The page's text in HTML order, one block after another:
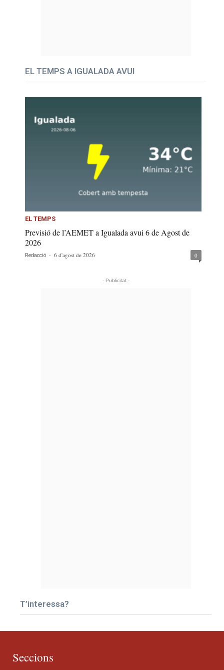
EL TEMPS A IGUALADA AVUI
EL TEMPS
Previsió de l’AEMET a Igualada avui 6 de Agost de
2026
Redacció - 6 d'agost de 2026 0
- Publicitat -
T’interessa?
Seccions